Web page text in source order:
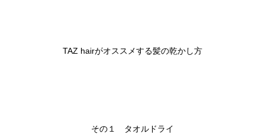
TAZ hairがオススメする髪の乾かし方
その１　タオルドライ